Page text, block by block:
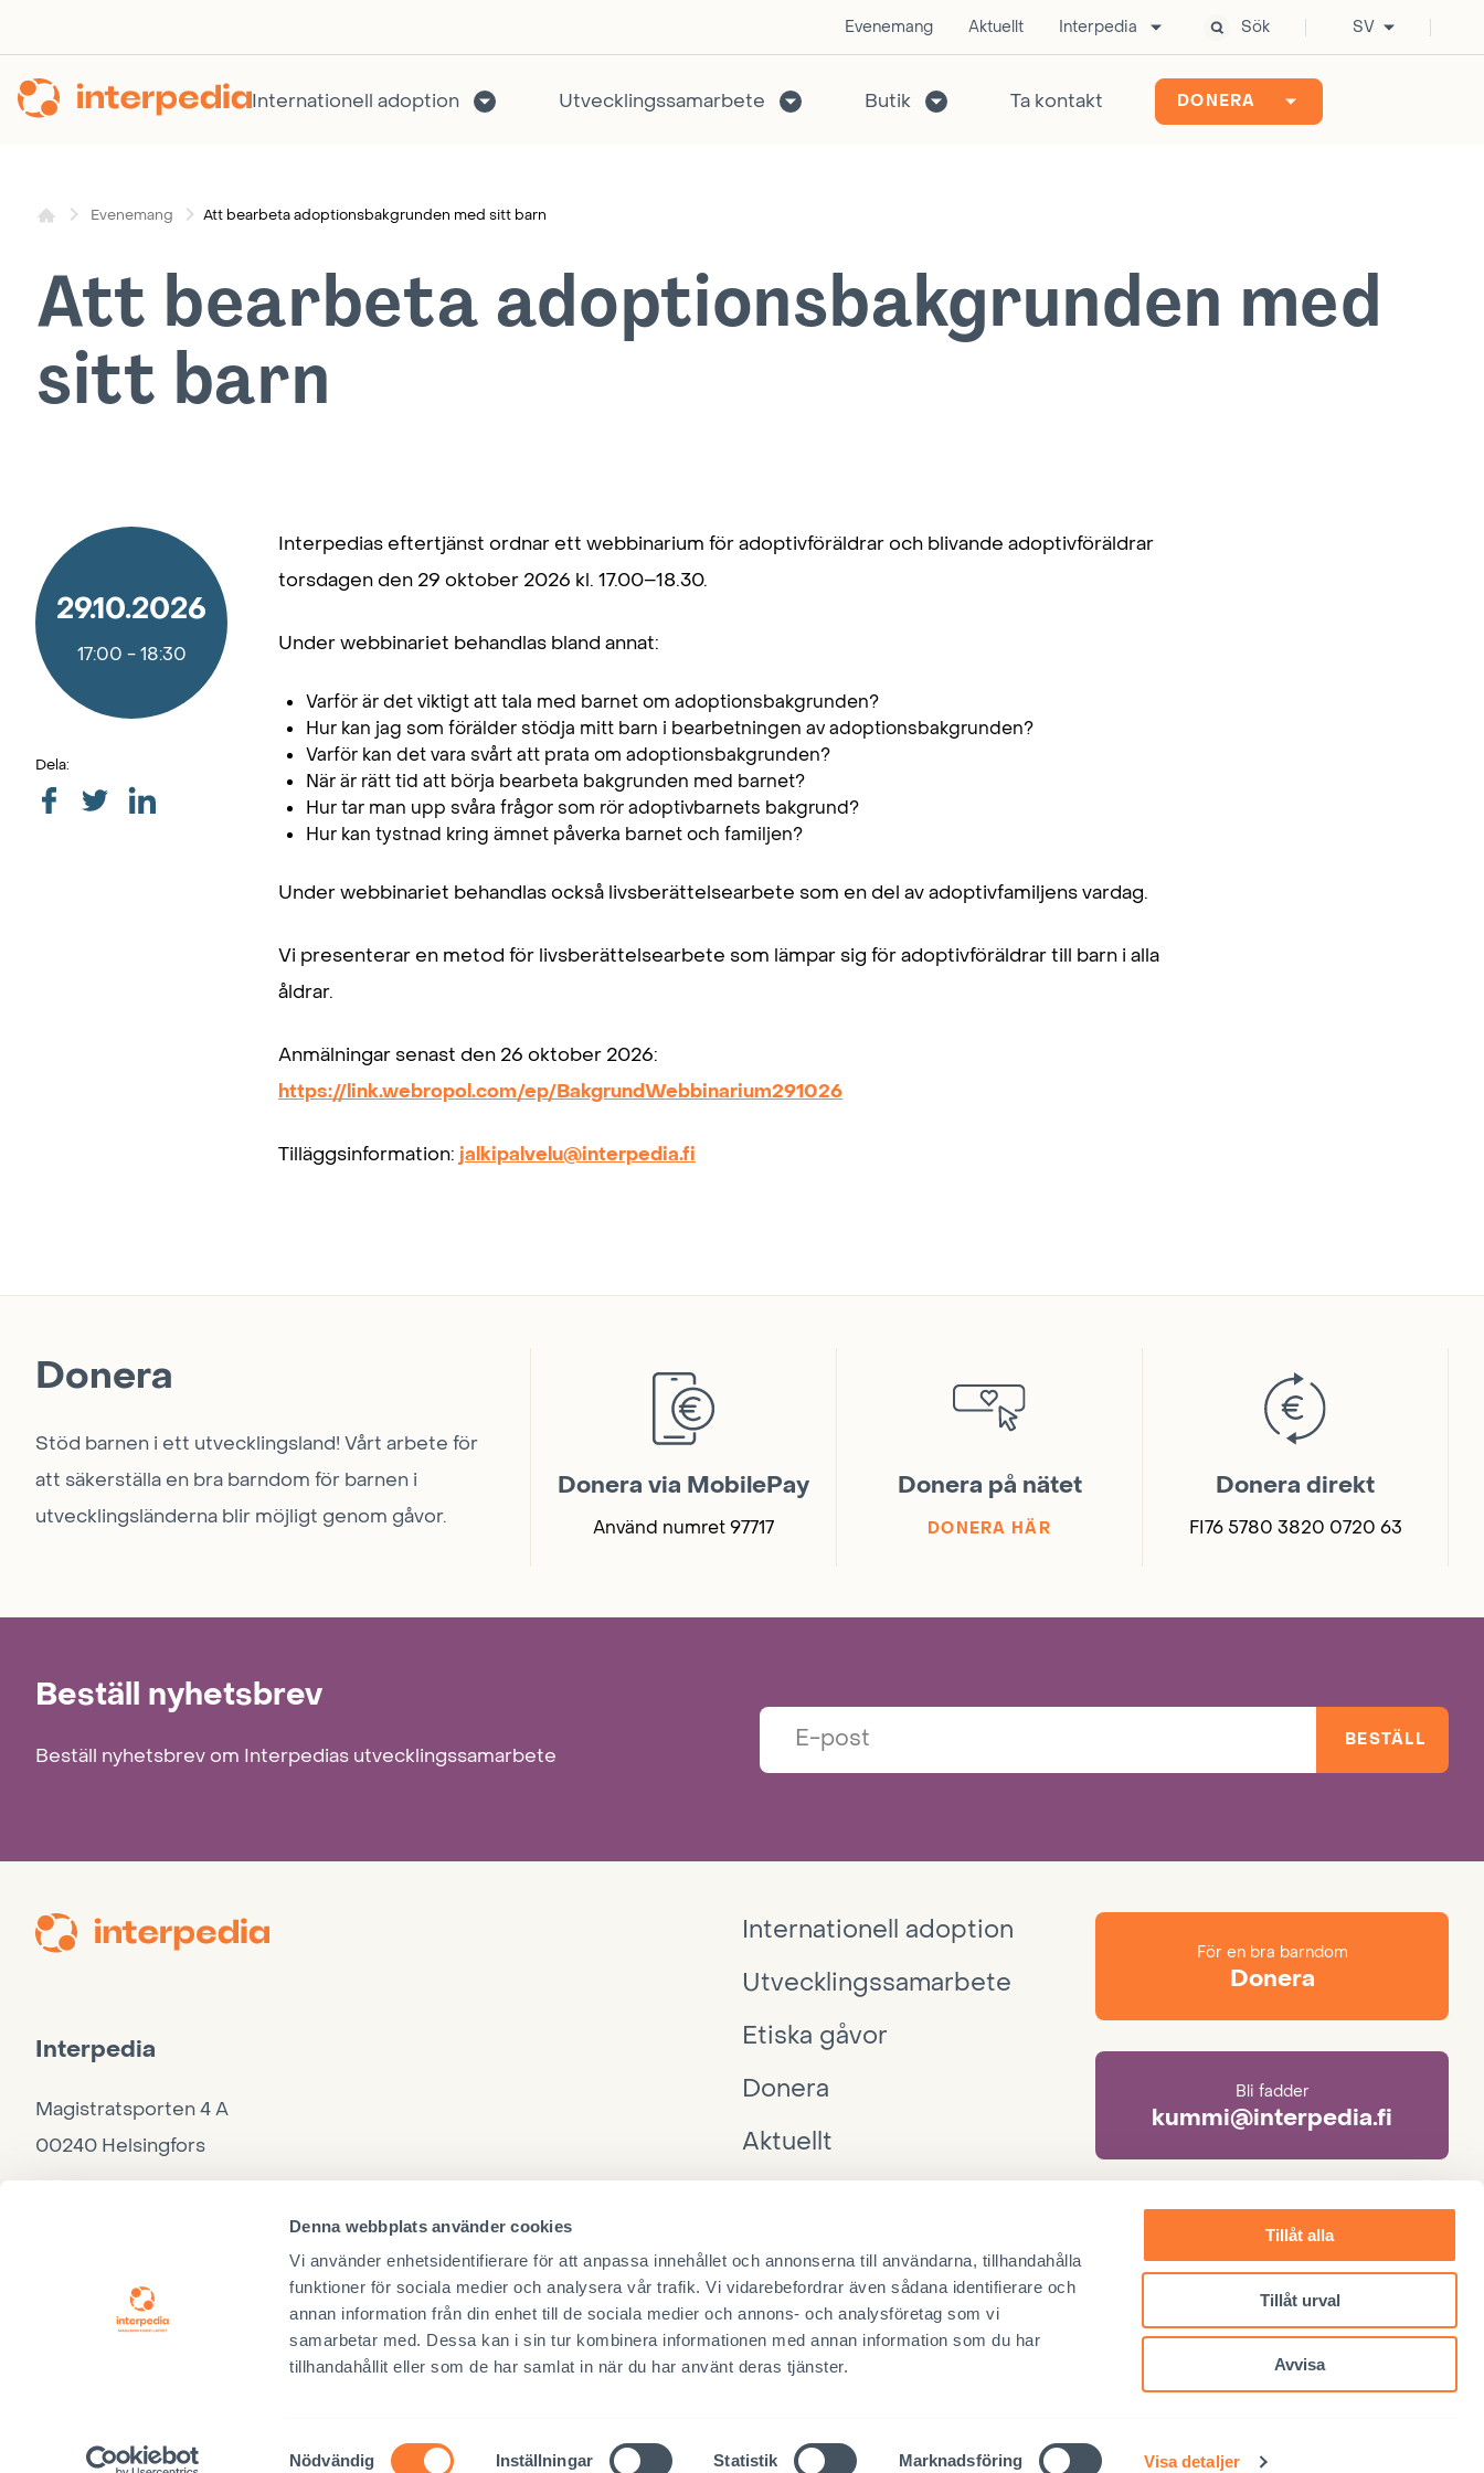
Denna webbplats använder cookies
Vi använder enhetsidentifierare för att anpassa innehållet och annonserna till användarna, tillhandahålla
funktioner för sociala medier och analysera vår trafik. Vi vidarebefordrar även sådana identifierare och
annan information från din enhet till de sociala medier och annons- och analysföretag som vi
samarbetar med. Dessa kan i sin tur kombinera informationen med annan information som du har
tillhandahållit eller som de har samlat in när du har använt deras tjänster.
Samtyckesval
Nödvändig Inställningar Statistik Marknadsföring Visa detaljer
Tillåt alla
Tillåt urval
Avvisa
Evenemang Aktuellt Interpedia Sök SV
Internationell adoption Utvecklingssamarbete Butik Ta kontakt DONERA
Evenemang Att bearbeta adoptionsbakgrunden med sitt barn
Att bearbeta adoptionsbakgrunden med
sitt barn
29.10.2026
17:00 -18:30
Dela:
Interpedias eftertjänst ordnar ett webbinarium för adoptivföräldrar och blivande adoptivföräldrar
torsdagen den 29 oktober 2026 kl. 17.00–18.30.
Under webbinariet behandlas bland annat:
Varför är det viktigt att tala med barnet om adoptionsbakgrunden?
Hur kan jag som förälder stödja mitt barn i bearbetningen av adoptionsbakgrunden?
Varför kan det vara svårt att prata om adoptionsbakgrunden?
När är rätt tid att börja bearbeta bakgrunden med barnet?
Hur tar man upp svåra frågor som rör adoptivbarnets bakgrund?
Hur kan tystnad kring ämnet påverka barnet och familjen?
Under webbinariet behandlas också livsberättelsearbete som en del av adoptivfamiljens vardag.
Vi presenterar en metod för livsberättelsearbete som lämpar sig för adoptivföräldrar till barn i alla
åldrar.
Anmälningar senast den 26 oktober 2026:
https://link.webropol.com/ep/BakgrundWebbinarium291026
Tilläggsinformation: jalkipalvelu@interpedia.fi
Donera
Stöd barnen i ett utvecklingsland! Vårt arbete för
att säkerställa en bra barndom för barnen i
utvecklingsländerna blir möjligt genom gåvor.
Donera via MobilePay
Använd numret 97717
Donera på nätet
DONERA HÄR
Donera direkt
FI76 5780 3820 0720 63
Beställ nyhetsbrev
Beställ nyhetsbrev om Interpedias utvecklingssamarbete
BESTÄLL
Interpedia
Magistratsporten 4 A
00240 Helsingfors
Internationell adoption
Utvecklingssamarbete
Etiska gåvor
Donera
Aktuellt
Ta kontakt
För en bra barndom
Donera
Bli fadder
kummi@interpedia.fi
Mer information om adoption
adoptio@interpedia.fi